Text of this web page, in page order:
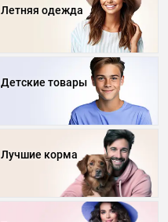
Летняя одежда
Детские товары
Лучшие корма